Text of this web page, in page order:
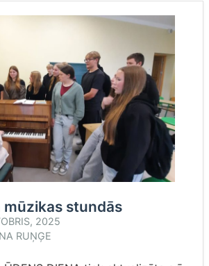
mūzikas stundās
2025
RUŅĢE